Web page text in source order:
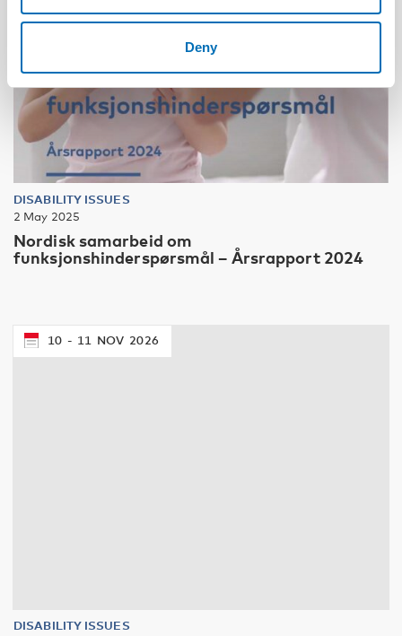
Deny
DISABILITY ISSUES
2 May 2025
Nordisk samarbeid om
funksjonshinderspørsmål – Årsrapport 2024
10 11 NOV 2026
DISABILITY ISSUES